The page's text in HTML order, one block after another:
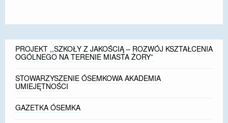
PROJEKT ,,SZKOŁY Z JAKOŚCIĄ – ROZWÓJ KSZTAŁCENIA
OGÓLNEGO NA TERENIE MIASTA ŻORY”
STOWARZYSZENIE ÓSEMKOWA AKADEMIA
UMIEJĘTNOŚCI
GAZETKA ÓSEMKA